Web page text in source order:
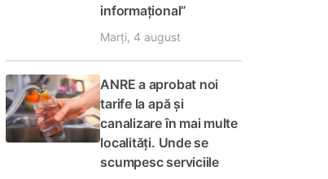
informațional”
Marți, 4 august
ANRE a aprobat noi
tarife la apă și
canalizare în mai multe
localități. Unde se
scumpesc serviciile